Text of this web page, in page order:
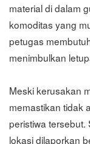
material di dalam
komoditas yang
petugas
menimbulkan
Meski kerusakan
memastikan tidak
peristiwa
lokasi dilaporkan